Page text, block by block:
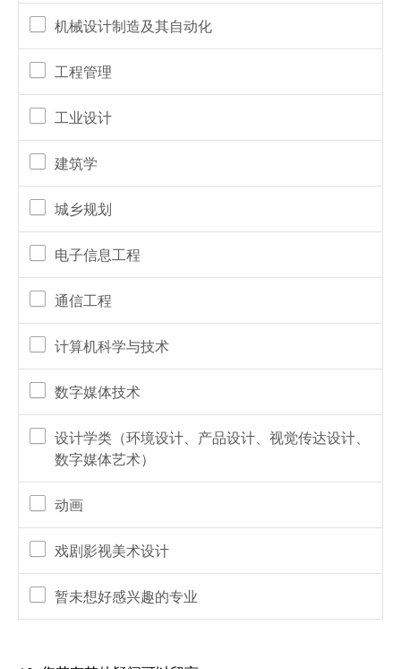
机械设计制造及其自动化
工程管理
工业设计
建筑学
城乡规划
电子信息工程
通信工程
计算机科学与技术
数字媒体技术
设计学类（环境设计、产品设计、视觉传达设计、
数字媒体艺术）
动画
戏剧影视美术设计
暂未想好感兴趣的专业